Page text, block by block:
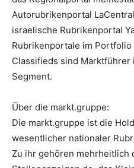
Autorubrikenportal
israelische Rubrikenportal
Rubrikenportale im
Classifieds sind
Segment.
Über die markt.gruppe:
Die markt.gruppe ist die
wesentlicher nationaler
Zu ihr gehören mehrheitlich